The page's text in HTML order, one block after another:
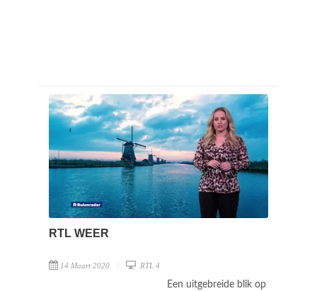
RTL WEER
14 Maart 2020 RTL 4
Een uitgebreide blik op